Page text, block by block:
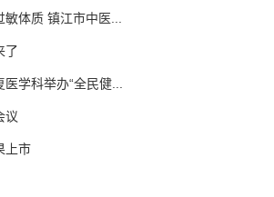
敏体质 镇江市中医...
了
学科举办“全民健...
议
上市